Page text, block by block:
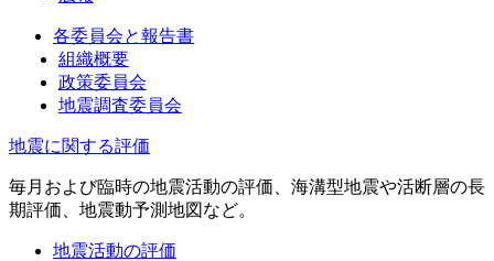
各委員会と報告書
組織概要
政策委員会
地震調査委員会
地震に関する評価
毎月および臨時の地震活動の評価、海溝型地震や活断層の長
期評価、地震動予測地図など。
地震活動の評価